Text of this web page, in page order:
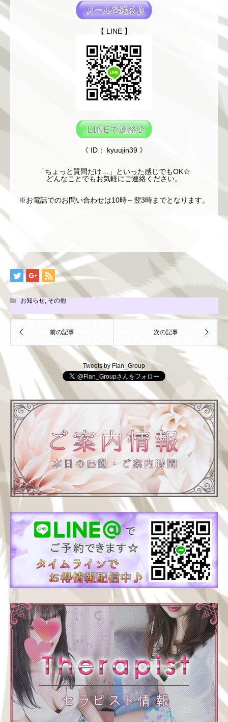
【 LINE 】
《 ID： kyuujin39 》
「ちょっと質問だけ…」といった感じでもOK☆
どんなことでもお気軽にご連絡ください。
※お電話でのお問い合わせは10時～翌3時までとなります。
お知らせ, その他
Tweets by Flan_Group